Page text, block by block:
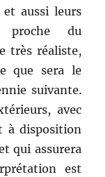
aussi leurs
proche du
très réaliste,
que sera le
suivante.
avec
à disposition
qui assurera
est